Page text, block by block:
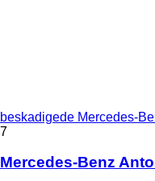
beskadigede Mercedes-
7
Mercedes-Benz